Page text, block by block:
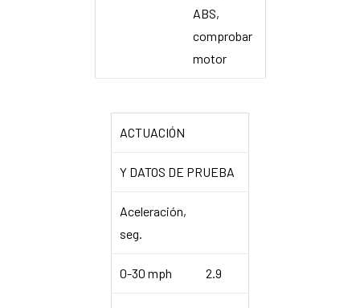
ABS,
comprobar
motor
ACTUACIÓN
Y DATOS DE PRUEBA
Aceleración,
seg.
0-30 mph 2.9